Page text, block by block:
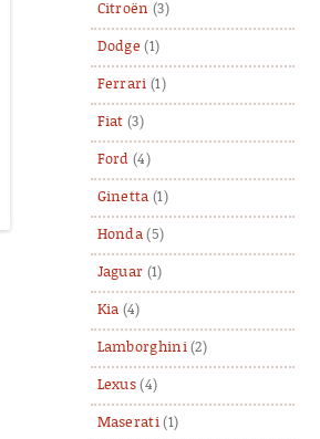
Citroën (3)
Dodge (1)
Ferrari (1)
Fiat (3)
Ford (4)
Ginetta (1)
Honda (5)
Jaguar (1)
Kia (4)
Lamborghini(2)
Lexus (4)
Maserati(1)